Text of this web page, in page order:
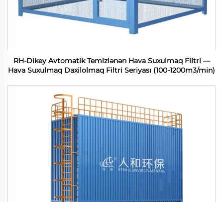
RH-Dikey Avtomatik Temizlənən Hava Suxulmaq Filtri —
Hava Suxulmaq Daxilolmaq Filtri Seriyası (100-1200m3/min)